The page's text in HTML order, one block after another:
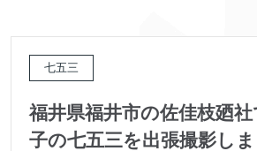
七五三
福井県福井市の佐佳枝廼
子の七五三を出張撮影し